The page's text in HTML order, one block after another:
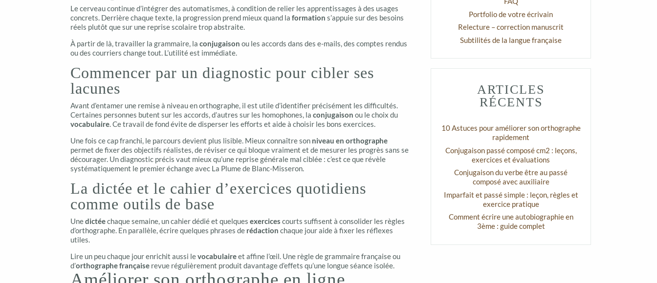
Le cerveau continue d’intégrer des automatismes, à condition de relier les apprentissages à des usages
concrets. Derrière chaque texte, la progression prend mieux quand laformation s’appuie sur des besoins
réels plutôt que sur une reprise scolaire trop abstraite.
À partir de là, travailler la grammaire, laconjugaison ou les accords dans des e-mails, des comptes rendus
ou des courriers change tout. L’utilité est immédiate.
Commencer par un diagnostic pour cibler ses
lacunes
Avant d’entamer une remise à niveau en orthographe, il est utile d’identifier précisément les difficultés.
Certaines personnes butent sur les accords, d’autres sur les homophones, laconjugaison ou le choix du
vocabulaire. Ce travail de fond évite de disperser les efforts et aide à choisir les bons exercices.
Une fois ce cap franchi, le parcours devient plus lisible. Mieux connaître son niveau en orthographe
permet de fixer des objectifs réalistes, de réviser ce qui bloque vraiment et de mesurer les progrès sans se
décourager. Un diagnostic précis vaut mieux qu’une reprise générale mal ciblée : c’est ce que révèle
systématiquement le premier échange avec La Plume de Blanc-Misseron.
La dictée et le cahier d’exercices quotidiens
comme outils de base
Unedictéechaque semaine, un cahier dédié et quelquesexercices courts suffisent à consolider les règles
d’orthographe. En parallèle, écrire quelques phrases de rédaction chaque jour aide à fixer les réflexes
utiles.
Lire un peu chaque jour enrichit aussi levocabulaireet affine l’œil. Une règle de grammaire française ou
d’orthographe française revue régulièrement produit davantage d’effets qu’une longue séance isolée.
Portfolio de votre écrivain
Relecture – correction manuscrit
Subtilités de la langue française
ARTICLES
RÉCENTS
10 Astuces pour améliorer son orthographe
rapidement
Conjugaison passé composé cm2 : leçons,
exercices et évaluations
Conjugaison du verbe être au passé
composé avec auxiliaire
Imparfait et passé simple : leçon, règles et
exercice pratique
Comment écrire une autobiographie en
3ème : guide complet